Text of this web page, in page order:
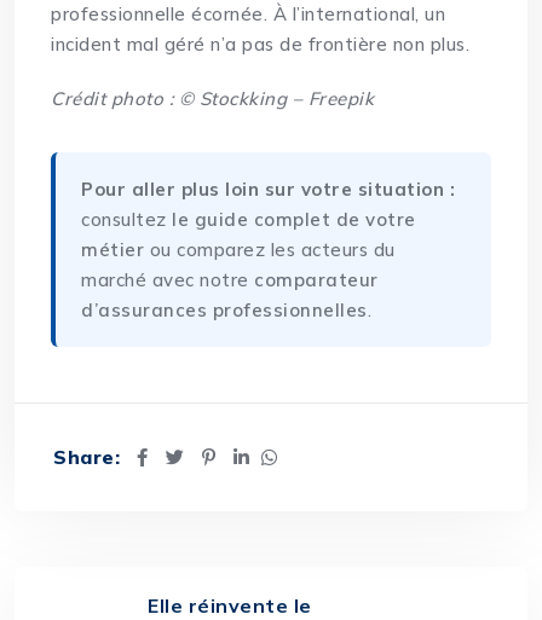
professionnelle écornée. À l’international, un
incident mal géré n’a pas de frontière non plus.
Crédit photo : © Stockking – Freepik
Pour aller plus loin sur votre situation :
consultez le guide complet de votre
métier ou comparez les acteurs du
marché avec notre comparateur
d’assurances professionnelles.
Share:
Elle réinvente le